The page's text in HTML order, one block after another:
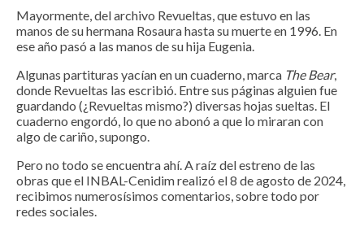
Mayormente, del archivo Revueltas, que estuvo en las
manos de su hermana Rosaura hasta su muerte en 1996. En
ese año pasó a las manos de su hija Eugenia.
Algunas partituras yacían en un cuaderno, marca The Bear,
donde Revueltas las escribió. Entre sus páginas alguien fue
guardando (¿Revueltas mismo?) diversas hojas sueltas. El
cuaderno engordó, lo que no abonó a que lo miraran con
algo de cariño, supongo.
Pero no todo se encuentra ahí. A raíz del estreno de las
obras que el INBAL-Cenidim realizó el 8 de agosto de 2024,
recibimos numerosísimos comentarios, sobre todo por
redes sociales.